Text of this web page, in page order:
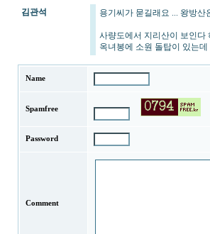
김관석 용기씨가 묻길래요 ... 왕방
사량도에서 지리산이 보인다
옥녀봉에 소원 돌탑이 있는
Name
Spamfree
Password
Comment